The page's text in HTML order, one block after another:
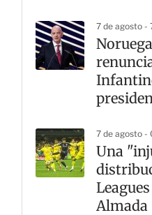
7 de agosto -
7 de agosto -
Una
Almada